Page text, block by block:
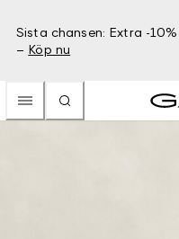
Sista chansen: Extra -
– Köp nu